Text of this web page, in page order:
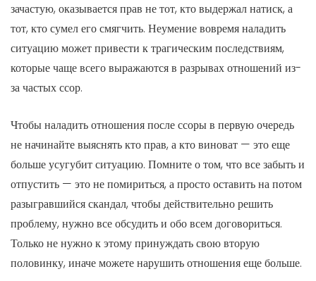
зачастую, оказывается прав не тот, кто выдержал натиск, а
тот, кто сумел его смягчить. Неумение вовремя наладить
ситуацию может привести к трагическим последствиям,
которые чаще всего выражаются в разрывах отношений из-
за частых ссор.
Чтобы наладить отношения после ссоры в первую очередь
не начинайте выяснять кто прав, а кто виноват — это еще
больше усугубит ситуацию. Помните о том, что все забыть и
отпустить — это не помириться, а просто оставить на потом
разыгравшийся скандал, чтобы действительно решить
проблему, нужно все обсудить и обо всем договориться.
Только не нужно к этому принуждать свою вторую
половинку, иначе можете нарушить отношения еще больше.